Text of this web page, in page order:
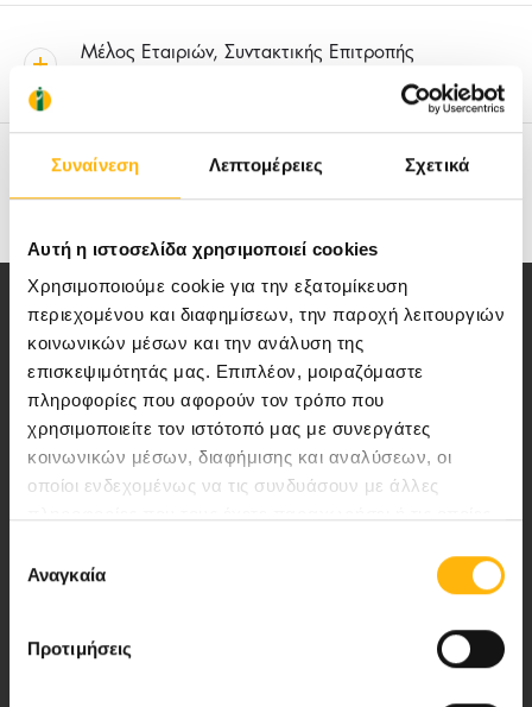
Συναίνεση Λεπτομέρειες Σχετικά
Αυτή η ιστοσελίδα χρησιμοποιεί cookies
Χρησιμοποιούμε cookie για την εξατομίκευση
περιεχομένου και διαφημίσεων, την παροχή λειτουργιών
κοινωνικών μέσων και την ανάλυση της
επισκεψιμότητάς μας. Επιπλέον, μοιραζόμαστε
πληροφορίες που αφορούν τον τρόπο που
χρησιμοποιείτε τον ιστότοπό μας με συνεργάτες
κοινωνικών μέσων, διαφήμισης και αναλύσεων, οι
οποίοι ενδεχομένως να τις συνδυάσουν με άλλες
των υπηρεσιών τους.
συγκατάθεσης
Αναγκαία
Προτιμήσεις
Μέλος Εταιριών, Συντακτικής Επιτροπής
Έρευνα
Αποστολή μας να παρέχουμε υψηλής
ποιότητας ολοκληρωμένες υπηρεσίες
υγείας.